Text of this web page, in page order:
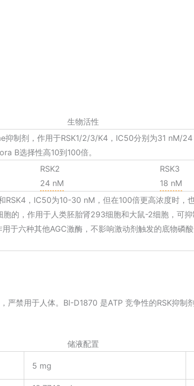
生物活性
抑制剂，作用于RSK1/2/3/K4，IC50分别为31 nM/
B选择性高10到100倍。
RSK2
24 nM
RSK3
18 nM
RSK4，IC50为10-30 nM，但在100倍更高浓度时，
的，作用于人类胚胎肾293细胞和大鼠-2细胞，可
于六种其他AGC激酶，不影响激动剂触发的底物磷
禁用于人体。BI-D1870 是ATP 竞争性的RSK抑制
储液配置
5 mg